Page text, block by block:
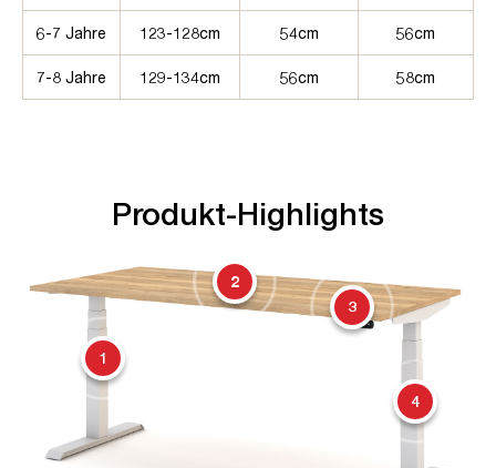
6-7 Jahre 123-128cm 54cm 56cm
7-8 Jahre 129-134cm 56cm 58cm
Produkt-Highlights
1
2
3
4